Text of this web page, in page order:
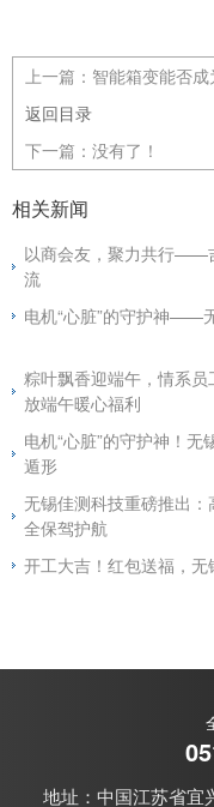
上一篇： 智能箱变能否
返回目录
下一篇： 没有了！
相关新闻
以商会友，聚力共行——
流
电机“心脏”的守护神——
粽叶飘香迎端午，情系
放端午暖心福利
电机“心脏”的守护神！
遁形
无锡佳测科技重磅推出
全保驾护航
开工大吉！红包送福，
地址：中国江苏省宜